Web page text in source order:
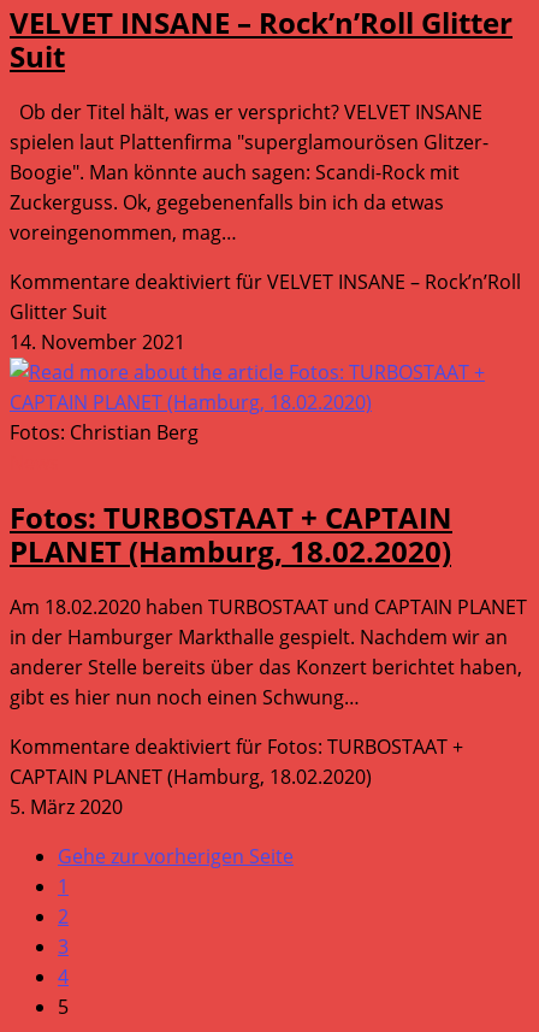
VELVET INSANE – Rock’n’Roll Glitter
Suit
Ob der Titel hält, was er verspricht? VELVET INSANE
spielen laut Plattenfirma "superglamourösen Glitzer-
Boogie". Man könnte auch sagen: Scandi-Rock mit
Zuckerguss. Ok, gegebenenfalls bin ich da etwas
voreingenommen, mag…
Kommentare deaktiviertfür VELVET INSANE – Rock’n’Roll
Glitter Suit
14. November 2021
Fotos: Christian Berg
Fotos: TURBOSTAAT + CAPTAIN
PLANET (Hamburg, 18.02.2020)
Am 18.02.2020 haben TURBOSTAAT und CAPTAIN PLANET
in der Hamburger Markthalle gespielt. Nachdem wir an
anderer Stelle bereits über das Konzert berichtet haben,
gibt es hier nun noch einen Schwung…
Kommentare deaktiviertfür Fotos: TURBOSTAAT +
CAPTAIN PLANET (Hamburg, 18.02.2020)
5. März 2020
Gehe zur vorherigen Seite
1
2
3
4
5